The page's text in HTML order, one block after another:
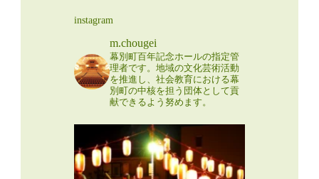
instagram
m.chougei
幕別町百年記念ホールの指定管
理者です。地域の文化芸術活動
を推進し、社会教育における幕
別町の中核を担う団体として貢
献できるよう努めます。